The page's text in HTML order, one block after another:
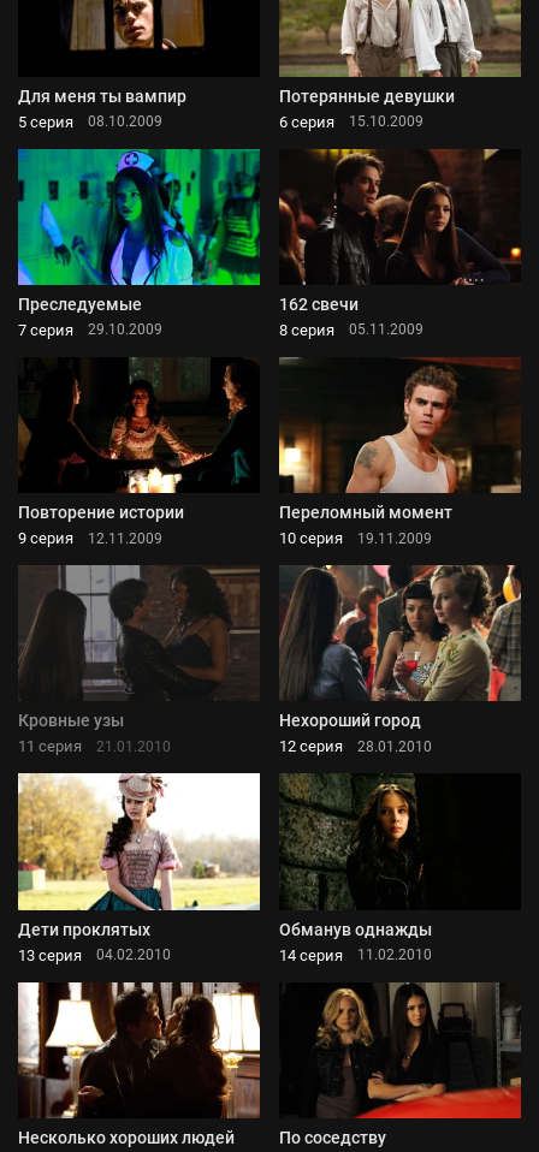
Для меня ты вампир
5 серия 08.10.2009
Потерянные девушки
6 серия 15.10.2009
Преследуемые
7 серия 29.10.2009
162 свечи
8 серия 05.11.2009
Повторение истории
9 серия 12.11.2009
Переломный момент
10 серия 19.11.2009
Кровные узы
11 серия 21.01.2010
Нехороший город
12 серия 28.01.2010
Дети проклятых
13 серия 04.02.2010
Обманув однажды
14 серия 11.02.2010
Несколько хороших людей По соседству